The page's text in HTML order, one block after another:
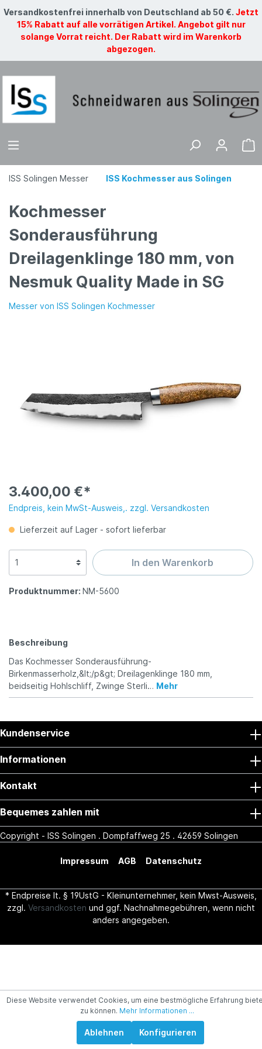
Versandkostenfrei innerhalb von Deutschland ab 50 €. Jetzt
15% Rabatt auf alle vorrätigen Artikel. Angebot gilt nur
solange Vorrat reicht. Der Rabatt wird im Warenkorb
abgezogen.
ISS Solingen Messer ISS Kochmesser aus Solingen
Kochmesser
Sonderausführung
Dreilagenklinge 180 mm, von
Nesmuk Quality Made in SG
Messer von ISS Solingen Kochmesser
3.400,00 €*
Endpreis, kein MwSt-Ausweis,. zzgl. Versandkosten
Lieferzeit auf Lager - sofort lieferbar
In den Warenkorb
Produktnummer: NM-5600
Beschreibung
Das Kochmesser Sonderausführung-
Birkenmasserholz,&lt;/p&gt; Dreilagenklinge 180 mm,
beidseitig Hohlschliff, Zwinge Sterli… Mehr
Kundenservice
Informationen
Kontakt
Bequemes zahlen mit
Copyright - ISS Solingen . Dompfaffweg 25 . 42659 Solingen
Impressum AGB Datenschutz
* Endpreise lt. § 19UstG - Kleinunternehmer, kein Mwst-Ausweis,
zzgl. Versandkosten und ggf. Nachnahmegebühren, wenn nicht
anders angegeben.
Diese Website verwendet Cookies, um eine bestmögliche Erfahrung
zu können. Mehr Informationen ...
Ablehnen Konfigurieren